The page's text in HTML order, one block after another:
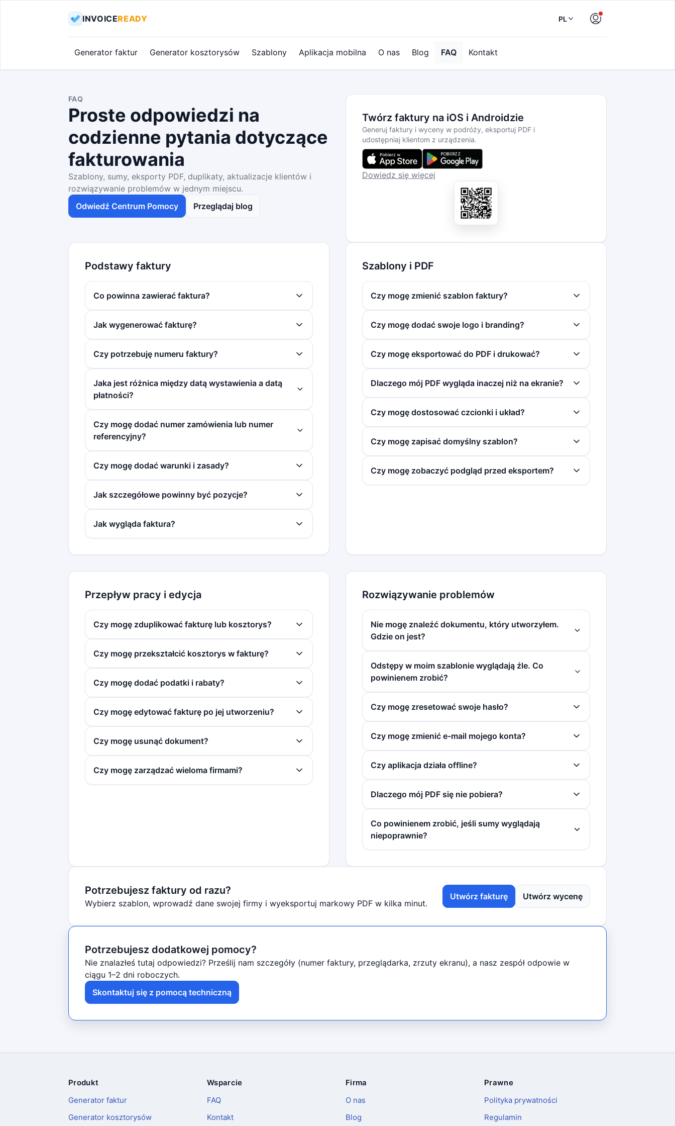
INVOICEREADY PL
Generator faktur Generator kosztorysów Szablony Aplikacja mobilna O nas Blog FAQ Kontakt
FAQ
Proste odpowiedzi na
codzienne pytania dotyczące
fakturowania
Szablony, sumy, eksporty PDF, duplikaty, aktualizacje klientów i
rozwiązywanie problemów w jednym miejscu.
Odwiedź Centrum Pomocy
Przeglądaj blog
Twórz faktury na iOS i Androidzie
Generuj faktury i wyceny w podróży, eksportuj PDF i
udostępniaj klientom z urządzenia.
Dowiedz się więcej
Podstawy faktury
Co powinna zawierać faktura?
Jak wygenerować fakturę?
Czy potrzebuję numeru faktury?
Jaka jest różnica między datą wystawienia a datą
płatności?
Czy mogę dodać numer zamówienia lub numer
referencyjny?
Czy mogę dodać warunki i zasady?
Jak szczegółowe powinny być pozycje?
Jak wygląda faktura?
Szablony i PDF
Czy mogę zmienić szablon faktury?
Czy mogę dodać swoje logo i branding?
Czy mogę eksportować do PDF i drukować?
Dlaczego mój PDF wygląda inaczej niż na ekranie?
Czy mogę dostosować czcionki i układ?
Czy mogę zapisać domyślny szablon?
Czy mogę zobaczyć podgląd przed eksportem?
Przepływ pracy i edycja
Czy mogę zduplikować fakturę lub kosztorys?
Czy mogę przekształcić kosztorys w fakturę?
Czy mogę dodać podatki i rabaty?
Czy mogę edytować fakturę po jej utworzeniu?
Czy mogę usunąć dokument?
Czy mogę zarządzać wieloma firmami?
Rozwiązywanie problemów
Nie mogę znaleźć dokumentu, który utworzyłem.
Gdzie on jest?
Odstępy w moim szablonie wyglądają źle. Co
powinienem zrobić?
Czy mogę zresetować swoje hasło?
Czy mogę zmienić e-mail mojego konta?
Czy aplikacja działa offline?
Dlaczego mój PDF się nie pobiera?
Co powinienem zrobić, jeśli sumy wyglądają
niepoprawnie?
Potrzebujesz faktury od razu?
Wybierz szablon, wprowadź dane swojej firmy i wyeksportuj markowy PDF w kilka minut.
Utwórz fakturę Utwórz wycenę
Potrzebujesz dodatkowej pomocy?
Nie znalazłeś tutaj odpowiedzi? Prześlij nam szczegóły (numer faktury, przeglądarka, zrzuty ekranu), a nasz zespół odpowie w
ciągu 1–2 dni roboczych.
Skontaktuj się z pomocą techniczną
Stopka
Produkt
Generator faktur
Generator kosztorysów
Wsparcie
FAQ
Kontakt
Firma
O nas
Blog
Prawne
Polityka prywatności
Regulamin